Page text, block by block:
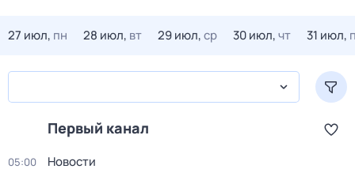
27 июл, пн 28 июл, вт 29 июл,ср 30 июл,чт 31 июл,
Первый канал
05:00 Новости